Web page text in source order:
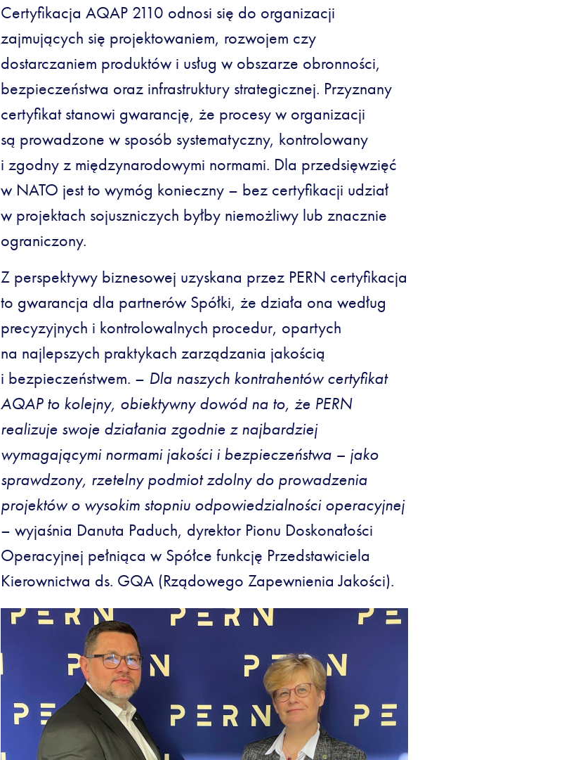
Certyfikacja AQAP 2110 odnosi się do organizacji
zajmujących się projektowaniem, rozwojem czy
dostarczaniem produktów i usług w obszarze obronności,
bezpieczeństwa oraz infrastruktury strategicznej. Przyznany
certyfikat stanowi gwarancję, że procesy w organizacji
są prowadzone w sposób systematyczny, kontrolowany
i zgodny z międzynarodowymi normami. Dla przedsięwzięć
w NATO jest to wymóg konieczny – bez certyfikacji udział
w projektach sojuszniczych byłby niemożliwy lub znacznie
ograniczony.
Z perspektywy biznesowej uzyskana przez PERN certyfikacja
to gwarancja dla partnerów Spółki, że działa ona według
precyzyjnych i kontrolowalnych procedur, opartych
na najlepszych praktykach zarządzania jakością
i bezpieczeństwem. – Dla naszych kontrahentów certyfikat
AQAP to kolejny, obiektywny dowód na to, że PERN
realizuje swoje działania zgodnie z najbardziej
wymagającymi normami jakości i bezpieczeństwa – jako
sprawdzony, rzetelny podmiot zdolny do prowadzenia
projektów o wysokim stopniu odpowiedzialności operacyjnej
– wyjaśnia Danuta Paduch, dyrektor Pionu Doskonałości
Operacyjnej pełniąca w Spółce funkcję Przedstawiciela
Kierownictwa ds. GQA (Rządowego Zapewnienia Jakości).